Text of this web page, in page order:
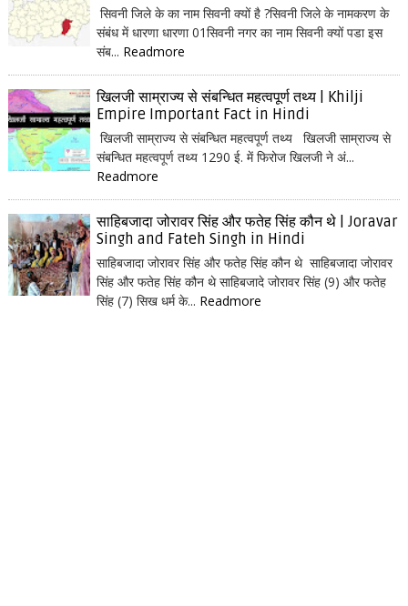
सिवनी जिले के का नाम सिवनी क्यों है ?सिवनी जिले के नामकरण के
संबंध में धारणा धारणा 01सिवनी नगर का नाम सिवनी क्यों पडा इस
संब... Readmore
खिलजी साम्राज्य से संबन्धित महत्वपूर्ण तथ्य | Khilji
Empire Important Fact in Hindi
खिलजी साम्राज्य से संबन्धित महत्वपूर्ण तथ्य खिलजी साम्राज्य से
संबन्धित महत्वपूर्ण तथ्य 1290 ई. में फिरोज खिलजी ने अं...
Readmore
साहिबजादा जोरावर सिंह और फतेह सिंह कौन थे | Joravar
Singh and Fateh Singh in Hindi
साहिबजादा जोरावर सिंह और फतेह सिंह कौन थे साहिबजादा जोरावर
सिंह और फतेह सिंह कौन थे साहिबजादे जोरावर सिंह (9) और फतेह
सिंह (7) सिख धर्म के... Readmore